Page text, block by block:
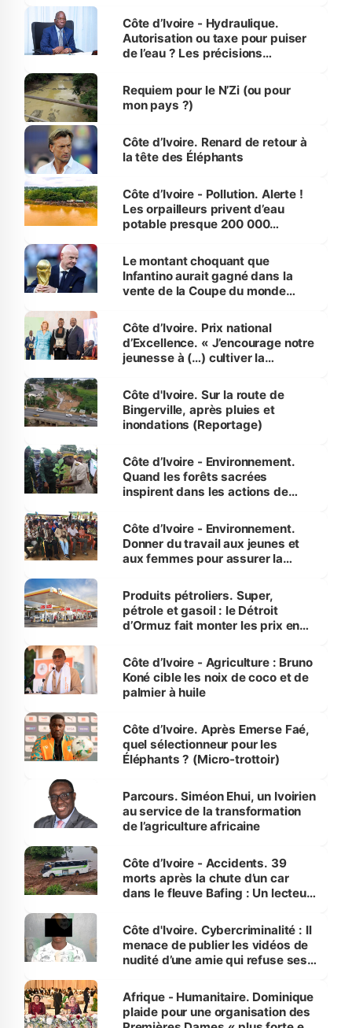
Côte d’Ivoire - Hydraulique.
Autorisation ou taxe pour puiser
de l’eau ? Les précisions
Requiem pour le N’Zi (ou pour
mon pays ?)
Côte d’Ivoire. Renard de retour à
la tête des Éléphants
Côte d’Ivoire - Pollution. Alerte !
Les orpailleurs privent d’eau
potable presque 200 000
Le montant choquant que
Infantino aurait gagné dans la
vente de la Coupe du monde
Côte d’Ivoire. Prix national
d’Excellence. « J’encourage notre
jeunesse à (…) cultiver la
(Alassane Ouattara
Côte d'Ivoire. Sur la route de
Bingerville, après pluies et
inondations (Reportage)
Côte d’Ivoire - Environnement.
Quand les forêts sacrées
inspirent dans les actions de
Côte d’Ivoire - Environnement.
Donner du travail aux jeunes et
aux femmes pour assurer la
menacées
Produits pétroliers. Super,
pétrole et gasoil : le Détroit
d’Ormuz fait monter les prix en
Côte d’Ivoire - Agriculture : Bruno
Koné cible les noix de coco et de
palmier à huile
Côte d’Ivoire. Après Emerse Faé,
quel sélectionneur pour les
Éléphants ? (Micro-trottoir)
Parcours. Siméon Ehui, un Ivoirien
au service de la transformation
de l’agriculture africaine
Côte d’Ivoire - Accidents. 39
morts après la chute d’un car
dans le fleuve Bafing : Un lecteur
des Transports
Côte d'Ivoire. Cybercriminalité : Il
menace de publier les vidéos de
nudité d’une amie qui refuse ses
Afrique - Humanitaire. Dominique
plaide pour une organisation des